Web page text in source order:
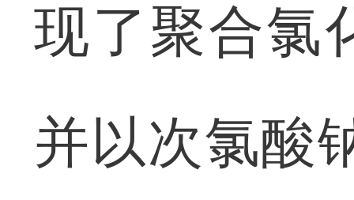
现了聚合氯
并以次氯酸